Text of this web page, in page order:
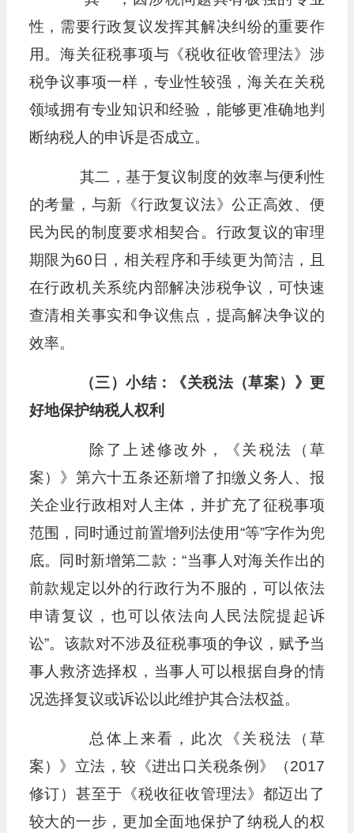
性，需要行政复议发挥其解决纠纷的重要作
用。海关征税事项与《税收征收管理法》涉
税争议事项一样，专业性较强，海关在关税
领域拥有专业知识和经验，能够更准确地判
断纳税人的申诉是否成立。
其二，基于复议制度的效率与便利性
的考量，与新《行政复议法》公正高效、便
民为民的制度要求相契合。行政复议的审理
期限为60日，相关程序和手续更为简洁，且
在行政机关系统内部解决涉税争议，可快速
查清相关事实和争议焦点，提高解决争议的
效率。
（三）小结：《关税法（草案）》更
好地保护纳税人权利
除了上述修改外，《关税法（草
案）》第六十五条还新增了扣缴义务人、报
关企业行政相对人主体，并扩充了征税事项
范围，同时通过前置增列法使用“等”字作为兜
底。同时新增第二款：“当事人对海关作出的
前款规定以外的行政行为不服的，可以依法
申请复议，也可以依法向人民法院提起诉
讼”。该款对不涉及征税事项的争议，赋予当
事人救济选择权，当事人可以根据自身的情
况选择复议或诉讼以此维护其合法权益。
总体上来看，此次《关税法（草
案）》立法，较《进出口关税条例》（2017
修订）甚至于《税收征收管理法》都迈出了
较大的一步，更加全面地保护了纳税人的权